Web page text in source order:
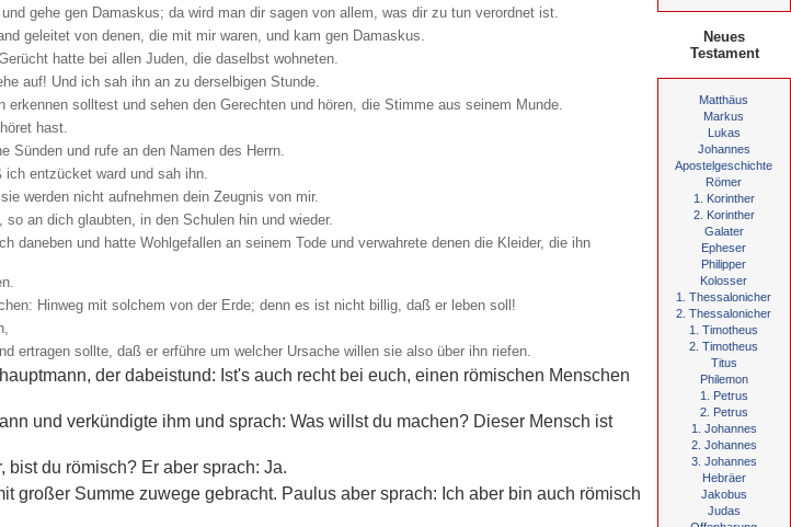
gehe gen Damaskus; da wird man dir sagen von allem, was dir zu tun verordnet ist.
geleitet von denen, die mit mir waren, und kam gen Damaskus.
hatte bei allen Juden, die daselbst wohneten.
auf! Und ich sah ihn an zu derselbigen Stunde.
solltest und sehen den Gerechten und hören, die Stimme aus seinem Munde.
hast.
Sünden und rufe an den Namen des Herrn.
ich entzücket ward und sah ihn.
werden nicht aufnehmen dein Zeugnis von mir.
an dich glaubten, in den Schulen hin und wieder.
und hatte Wohlgefallen an seinem Tode und verwahrete denen die Kleider, die ihn
Hinweg mit solchem von der Erde; denn es ist nicht billig, daß er leben soll!
ertragen sollte, daß er erführe um welcher Ursache willen sie also über ihn riefen.
der dabeistund: Ist's auch recht bei euch, einen römischen Menschen
und verkündigte ihm und sprach: Was willst du machen? Dieser Mensch ist
bist du römisch? Er aber sprach: Ja.
großer Summe zuwege gebracht. Paulus aber sprach: Ich aber bin auch römisch
Neues
Testament
Matthäus
Markus
Lukas
Johannes
Apostelgeschichte
Römer
1. Korinther
2. Korinther
Galater
Epheser
Philipper
Kolosser
1. Thessalonicher
2. Thessalonicher
1. Timotheus
2. Timotheus
Titus
Philemon
1. Petrus
2. Petrus
1. Johannes
2. Johannes
3. Johannes
Hebräer
Jakobus
Judas